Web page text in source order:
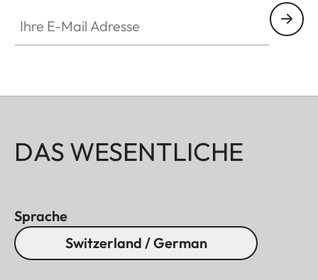
DAS WESENTLICHE
Sprache
Switzerland / German